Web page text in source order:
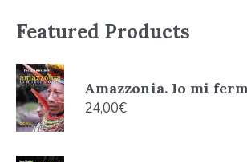
Featured Products
Amazzonia. Io mi
24,00€